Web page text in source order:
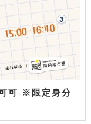
可 ※限定身分